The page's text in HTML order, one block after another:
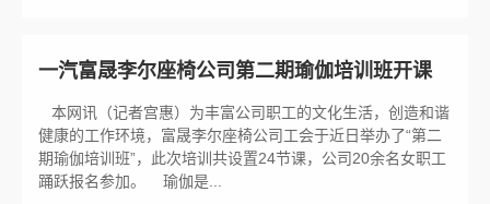
一汽富晟李尔座椅公司第二期瑜伽培训班开课
本网讯（记者宫惠）为丰富公司职工的文化生活，创造和谐
健康的工作环境，富晟李尔座椅公司工会于近日举办了“第二
期瑜伽培训班”，此次培训共设置24节课，公司20余名女职工
踊跃报名参加。 瑜伽是...